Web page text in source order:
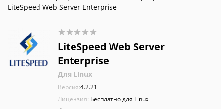
LiteSpeed Web Server Enterprise
LiteSpeed Web Server
Enterprise
Для Linux
Версия:4.2.21
Лицензия: Бесплатно для Linux